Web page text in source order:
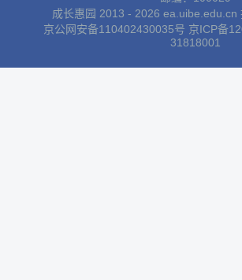
成长惠园 2013 - 2026 ea.uibe.edu.cn
京公网安备110402430035号 京ICP备
31818001